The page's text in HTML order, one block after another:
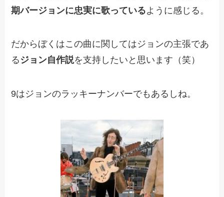
期バージョンに忠実に歌っているように感じる。
だからぼくはこの曲に関してはジョンの主張であ
る ジョン自作説を支持したいと思います（笑）
9はジョンのラッキーナンバーでもあるしね。